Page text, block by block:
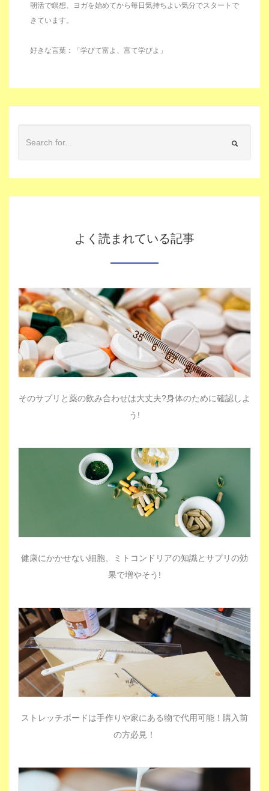
朝活で瞑想、ヨガを始めてから毎日気持ちよい気分でスタートで
きています。
好きな言葉：「学びて富よ、富て学びよ」
よく読まれている記事
そのサプリと薬の飲み合わせは大丈夫?身体のために確認しよ
う!
健康にかかせない細胞、ミトコンドリアの知識とサプリの効
果で増やそう!
ストレッチボードは手作りや家にある物で代用可能！購入前
の方必見！